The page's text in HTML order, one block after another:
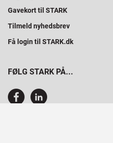
Gavekort til STARK
Tilmeld nyhedsbrev
Få login til STARK.dk
FØLG STARK PÅ...